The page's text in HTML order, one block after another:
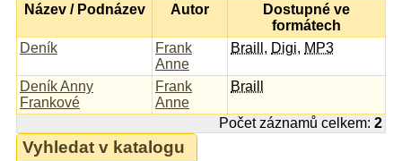
Název / Podnázev Autor
Dostupné ve
formátech
Deník
Frank
Anne
Braill , Digi, MP3
Deník Anny
Frankové
Frank
Anne
Braill
Počet záznamů celkem: 2
Vyhledat v katalogu